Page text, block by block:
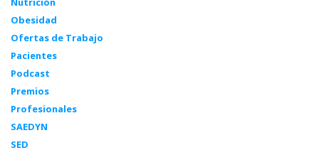
Obesidad
Ofertas de Trabajo
Pacientes
Podcast
Premios
Profesionales
SAEDYN
SED